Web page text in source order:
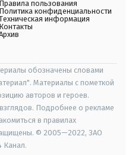
Правила пользования
Политика конфиденциальности
информация
Контакты
обозначены словами
Материалы с пометкой
авторов и героев.
Подробнее о рекламе
в правилах
© 2005—2022, ЗАО
Канал.